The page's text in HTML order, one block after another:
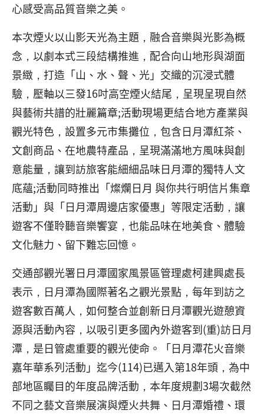
心感受高品質音樂之美。
本次煙火以山影天光為主題，融合音樂與光影為概
念，以劇本式三段結構推進，配合向山地形與湖面
景緻，打造「山、水、聲、光」交織的沉浸式體
驗，壓軸以三發16吋高空煙火結尾，呈現呈現自然
與藝術共譜的壯麗篇章;活動現場更結合地方產業與
觀光特色，設置多元市集攤位，包含日月潭紅茶、
文創商品、在地農特產品，呈現滿滿地方風味與創
意能量，讓到訪旅客能細細品味日月潭的獨特人文
底蘊;活動同時推出「燦爛日月 與你共行明信片集章
活動」與「日月潭周邊店家優惠」等限定活動，讓
遊客不僅聆聽音樂饗宴，也能品味在地美食、體驗
文化魅力、留下難忘回憶。
交通部觀光署日月潭國家風景區管理處柯建興處長
表示，日月潭為國際著名之觀光景點，每年到訪之
遊客數百萬人，如何整合並創新日月潭觀光遊憩資
源與活動內容，以吸引更多國內外遊客到(重)訪日月
潭，是日管處重要的觀光使命。「日月潭花火音樂
嘉年華系列活動」迄今(114)已邁入第18年頭，為中
部地區矚目的年度品牌活動，本年度規劃3場次截然
不同之藝文音樂展演與煙火共舞、日月潭婚禮、環